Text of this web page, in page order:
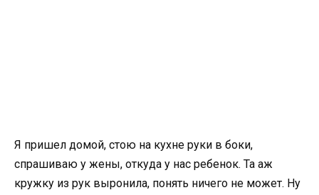
Я пришел домой, стою на кухне руки в боки,
спрашиваю у жены, откуда у нас ребенок. Та аж
кружку из рук выронила, понять ничего не может. Ну